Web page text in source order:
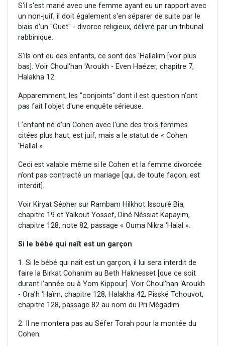
S'il s'est marié avec une femme ayant eu un rapport avec
un non-juif, il doit également s'en séparer de suite par le
biais d'un "Guet" - divorce religieux, délivré par un tribunal
rabbinique.
S'ils ont eu des enfants, ce sont des 'Hallalim [voir plus
bas]. Voir Choul'han 'Aroukh - Even Haézer, chapitre 7,
Halakha 12.
Apparemment, les "conjoints" dont il est question n'ont
pas fait l'objet d'une enquête sérieuse.
L’enfant né d’un Cohen avec l'une des trois femmes
citées plus haut, est juif, mais a le statut de « Cohen
‘Hallal ».
Ceci est valable même si le Cohen et la femme divorcée
n’ont pas contracté un mariage [qui, de toute façon, est
interdit].
Voir Kiryat Sépher sur Rambam Hilkhot Issouré Bia,
chapitre 19 et Yalkout Yossef, Diné Néssiat Kapayim,
chapitre 128, note 82, passage « Ouma Nikra ‘Halal ».
Si le bébé qui naît est un garçon
1. Si le bébé qui naît est un garçon, il lui sera interdit de
faire la Birkat Cohanim au Beth Haknesset [que ce soit
durant l’année ou à Yom Kippour]. Voir Choul’han ‘Aroukh
- Ora’h ‘Haïm, chapitre 128, Halakha 42, Pisské Tchouvot,
chapitre 128, passage 82 au nom du Pri Mégadim.
2. Il ne montera pas au Séfer Torah pour la montée du
Cohen.